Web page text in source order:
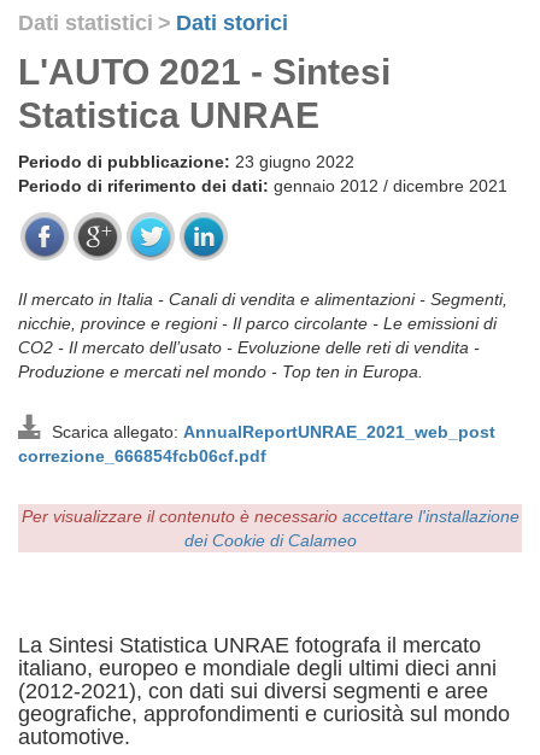
Dati statistici > Dati storici
L'AUTO 2021 - Sintesi
Statistica UNRAE
Periodo di pubblicazione: 23 giugno 2022
Periodo di riferimento dei dati: gennaio 2012 / dicembre 2021
Il mercato in Italia - Canali di vendita e alimentazioni - Segmenti,
nicchie, province e regioni - Il parco circolante - Le emissioni di
CO2 - Il mercato dell’usato - Evoluzione delle reti di vendita -
Produzione e mercati nel mondo - Top ten in Europa.
Scarica allegato: AnnualReportUNRAE_2021_web_post
correzione_666854fcb06cf.pdf
Per visualizzare il contenuto è necessario accettare l'installazione
dei Cookie di Calameo
La Sintesi Statistica UNRAE fotografa il mercato
italiano, europeo e mondiale degli ultimi dieci anni
(2012-2021), con dati sui diversi segmenti e aree
geografiche, approfondimenti e curiosità sul mondo
automotive.